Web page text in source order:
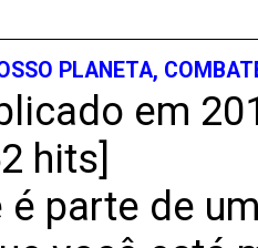
PLANETA,
em
hits]
parte de